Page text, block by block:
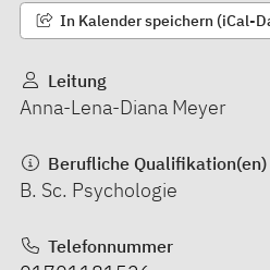
In Kalender speichern (iCal-
Leitung
Anna-Lena-Diana Meyer
Berufliche
B. Sc. Psychologie
Telefonnummer